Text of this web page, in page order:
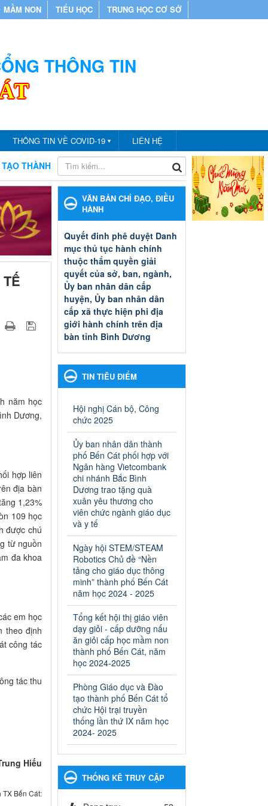
MẦM NON TIỂU HỌC TRUNG HỌC CƠ SỞ
THÔNG TIN
THÔNG TIN VỀ COVID-19 ▼ LIÊN HỆ
PHỐ BẾN CÁT CHÀO MỪNG BẠN ĐẾN VỚI CỔNG
năm học
Dương,
hợp liên
địa bàn
1,23%
109 học
được chú
từ nguồn
đa khoa
em học
theo định
công tác
tác thu
Hiếu
Bến Cát:
VĂN BẢN CHỈ ĐẠO, ĐIỀU
HÀNH
Quyết đinh phê duyệt Danh
mục thủ tục hành chính
thuộc thẩm quyền giải
quyết của sở, ban, ngành,
Ủy ban nhân dân cấp
huyện, Ủy ban nhân dân
cấp xã thực hiện phi địa
giới hành chính trên địa
bàn tỉnh Bình Dương
thẩm quyền giải quyết của sở,
ban, ngành, Ủy ban nhân dân
cấp xã thực hiện phi địa giới
hành chính trên địa bàn tỉnh
Ngày ban hành: 13/03/2025
Kế hoạch Phổ biến, giáo
dục pháp luật năm 2025 của
ngành Giáo dục và Đào tạo
thành phố Bến Cát
Kế hoạch Phổ biến, giáo dục
pháp luật năm 2025 của
ngành Giáo dục và Đào tạo
thành phố Bến Cát
Ngày ban hành: 28/02/2025
Quyết định công bố thủ tục
hành chính bị bãi bỏ trong
lĩnh vực giáo dục đào tạo
thuộc hệ giáo dục quốc
dân và cơ sở giáo dục khác
thuộc thẩm quyền giải
quyết của Sở Giáo dục và
Đào tạo, Ủy ban nhân dân
cấp huyện
Quyết định công bố thủ tục
hành chính bị bãi bỏ trong lĩnh
vực giáo dục đào tạo thuộc hệ
giáo dục quốc dân và cơ sở
giáo dục khác thuộc thẩm
quyền giải quyết của Sở Giáo
dục và Đào tạo, Ủy ban nhân
dân cấp huyện
TIN TIÊU ĐIỂM
Hội nghị Cán bộ, Công
chức 2025
Ủy ban nhân dân thành
phố Bến Cát phối hợp với
Ngân hàng Vietcombank
chi nhánh Bắc Bình
Dương trao tặng quà
xuân yêu thương cho
viên chức ngành giáo dục
và y tế
Ngày hội STEM/STEAM
Robotics Chủ đề “Nền
tảng cho giáo dục thông
minh” thành phố Bến Cát
năm học 2024 - 2025
Tổng kết hội thị giáo viên
dạy giỏi - cấp dưỡng nấu
ăn giỏi cấp học mầm non
thành phố Bến Cát, năm
học 2024-2025
Phòng Giáo dục và Đào
tạo thành phố Bến Cát tổ
chức Hội trại truyền
thống lần thứ IX năm học
2024- 2025
THỐNG KÊ TRUY CẬP